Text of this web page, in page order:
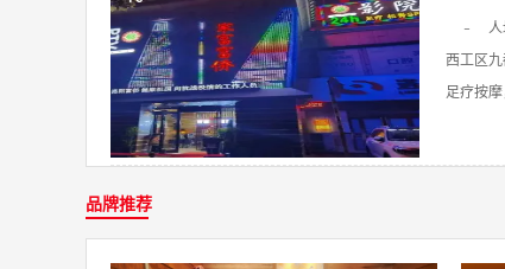
- 人
西工区
足疗按
品牌推荐